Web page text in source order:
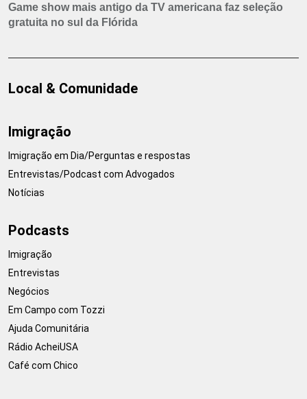
Game show mais antigo da TV americana faz seleção
gratuita no sul da Flórida
Local & Comunidade
Imigração
Imigração em Dia/Perguntas e respostas
Entrevistas/Podcast com Advogados
Notícias
Podcasts
Imigração
Entrevistas
Negócios
Em Campo com Tozzi
Ajuda Comunitária
Rádio AcheiUSA
Café com Chico